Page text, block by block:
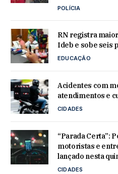
POLÍCIA
RN registra
Ideb e sobe seis
EDUCAÇÃO
Acidentes com
atendimentos e
CIDADES
“Parada Certa”:
motoristas e
lançado nesta
CIDADES